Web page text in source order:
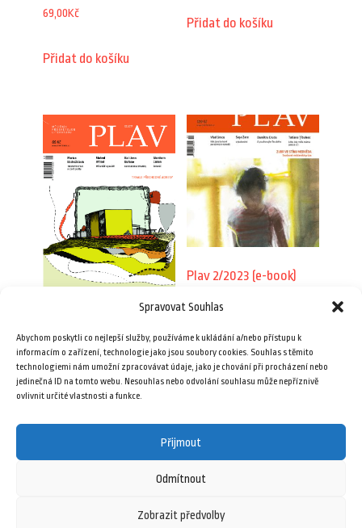
Spravovat Souhlas
Abychom poskytli co nejlepší služby, používáme k ukládání a/nebo přístupu k
informacím o zařízení, technologie jako jsou soubory cookies. Souhlas s těmito
technologiemi nám umožní zpracovávat údaje, jako je chování při procházení nebo
jedinečná ID na tomto webu. Nesouhlas nebo odvolání souhlasu může nepříznivě
ovlivnit určité vlastnosti a funkce.
Přijmout
Odmítnout
Zobrazit předvolby
69,00Kč
Přidat do košíku
Přidat do košíku
69,00Kč
Přidat do košíku
Plav 2/2023 (e-book)
79,00Kč
Přidat do košíku